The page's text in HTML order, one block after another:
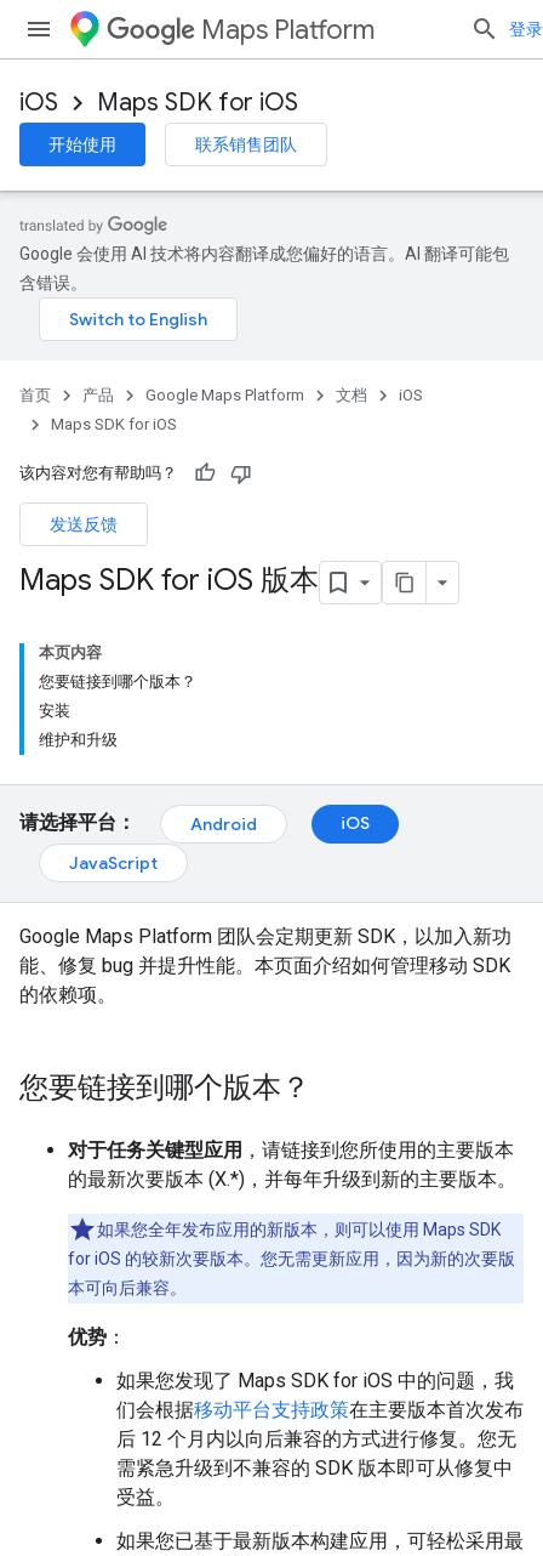
Maps Platform 登录
iOS Maps SDK for iOS
开始使用 联系销售团队
Google 会使用 AI 技术将内容翻译成您偏好的语言。AI 翻译可能包
含错误。
首页 产品 Google Maps Platform 文档
iOS
Maps SDK for iOS
该内容对您有帮助吗？
发送反馈
Maps SDK for iOS 版本
本页内容
您要链接到哪个版本？
安装
维护和升级
请选择平台： Android
iOS
JavaScript
Google Maps Platform 团队会定期更新 SDK，以加入新功
能、修复 bug 并提升性能。本页面介绍如何管理移动 SDK
的依赖项。
您要链接到哪个版本？
对于任务关键型应用 ，请链接到您所使用的主要版本
的最新次要版本 (X.*)，并每年升级到新的主要版本。
如果您全年发布应用的新版本，则可以使用 Maps SDK
for iOS 的较新次要版本。您无需更新应用，因为新的次要版
本可向后兼容。
优势 ：
如果您发现了 Maps SDK for iOS 中的问题，我
们会根据移动平台支持政策在主要版本首次发布
后 12 个月内以向后兼容的方式进行修复。您无
需紧急升级到不兼容的 SDK 版本即可从修复中
受益。
如果您已基于最新版本构建应用，可轻松采用最